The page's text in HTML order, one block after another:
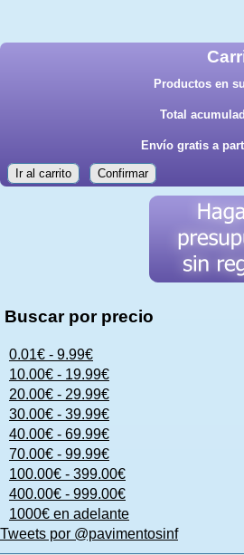
Productos en
Total
Envío gratis a
Ir al carrito Confirmar
Buscar por precio
0.01€ - 9.99€
10.00€ - 19.99€
20.00€ - 29.99€
30.00€ - 39.99€
40.00€ - 69.99€
70.00€ - 99.99€
100.00€ - 399.00€
400.00€ - 999.00€
1000€ en adelante
Tweets por @pavimentosinf